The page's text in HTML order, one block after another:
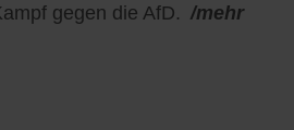
gegen die AfD. /mehr